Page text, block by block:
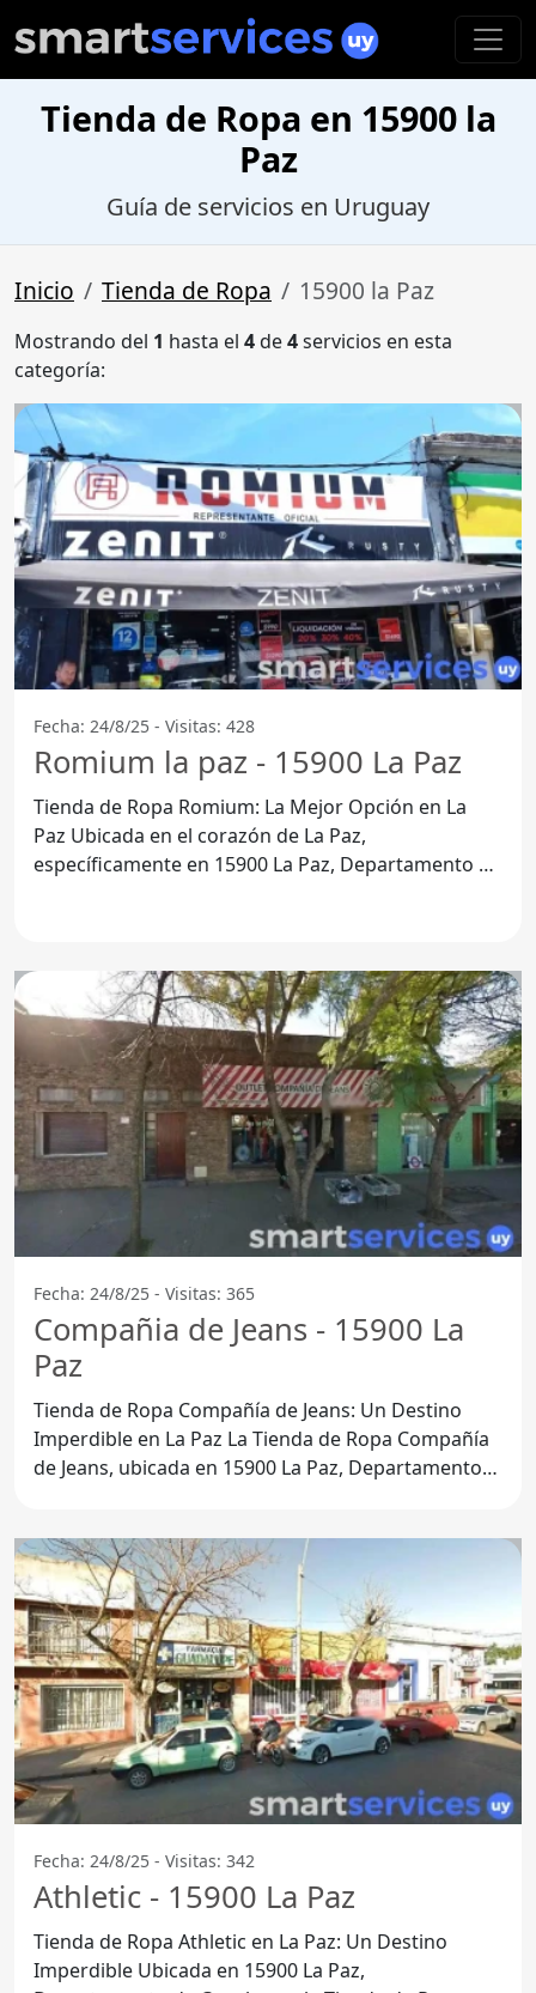
Tienda de Ropa en 15900 la
Paz
Guía de servicios en Uruguay
Inicio Tienda de Ropa 15900 la Paz
Mostrando del 1 hasta el 4de4servicios en esta
categoría:
Fecha: 24/8/25 - Visitas: 428
Romium la paz - 15900 La Paz
Tienda de Ropa Romium: La Mejor Opción en La
Paz Ubicada en el corazón de La Paz,
específicamente en 15900 La Paz, Departamento de
Fecha: 24/8/25 - Visitas: 365
Compañia de Jeans - 15900 La
Paz
Tienda de Ropa Compañía de Jeans: Un Destino
Imperdible en La Paz La Tienda de Ropa Compañía
de Jeans, ubicada en 15900 La Paz, Departamento
Fecha: 24/8/25 - Visitas: 342
Athletic - 15900 La Paz
Tienda de Ropa Athletic en La Paz: Un Destino
Imperdible Ubicada en 15900 La Paz,